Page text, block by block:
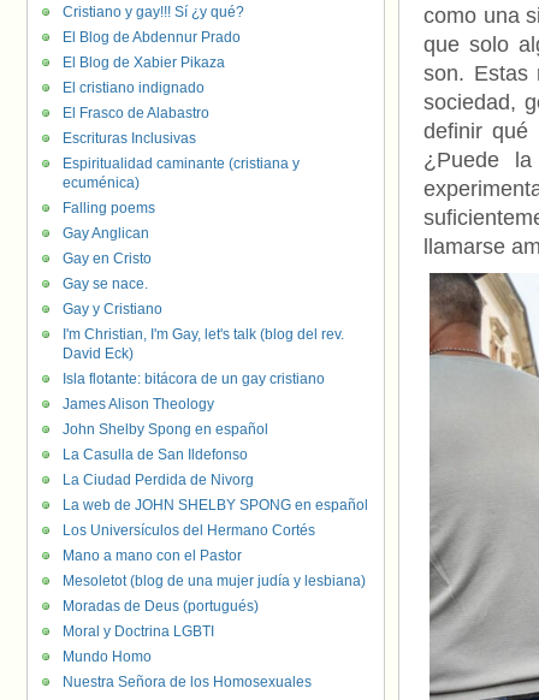
como una
que solo
son. Estas
sociedad,
definir qué
¿Puede
llamarse
Cristiano y gay!!! Sí ¿y qué?
El Blog de Abdennur Prado
El Blog de Xabier Pikaza
El cristiano indignado
El Frasco de Alabastro
Escrituras Inclusivas
Espiritualidad caminante (cristiana y
ecuménica)
Falling poems
Gay Anglican
Gay en Cristo
Gay se nace.
Gay y Cristiano
I'm Christian, I'm Gay, let's talk (blog del rev.
David Eck)
Isla flotante: bitácora de un gay cristiano
James Alison Theology
John Shelby Spong en español
La Casulla de San Ildefonso
La Ciudad Perdida de Nivorg
La web de JOHN SHELBY SPONG en español
Los Universículos del Hermano Cortés
Mano a mano con el Pastor
Mesoletot (blog de una mujer judía y lesbiana)
Moradas de Deus (portugués)
Moral y Doctrina LGBTI
Mundo Homo
Nuestra Señora de los Homosexuales